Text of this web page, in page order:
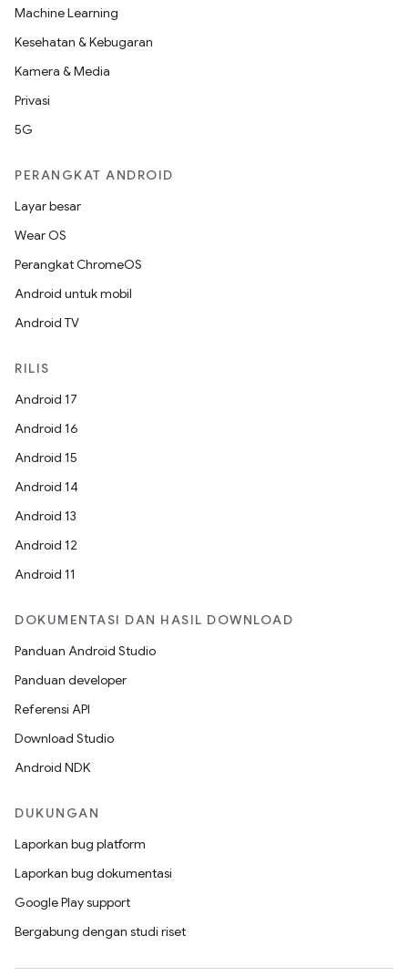
Machine Learning
Kesehatan & Kebugaran
Kamera & Media
Privasi
5G
PERANGKAT ANDROID
Layar besar
Wear OS
Perangkat ChromeOS
Android untuk mobil
Android TV
RILIS
Android 17
Android 16
Android 15
Android 14
Android 13
Android 12
Android 11
DOKUMENTASI DAN HASIL DOWNLOAD
Panduan Android Studio
Panduan developer
Referensi API
Download Studio
Android NDK
DUKUNGAN
Laporkan bug platform
Laporkan bug dokumentasi
Google Play support
Bergabung dengan studi riset